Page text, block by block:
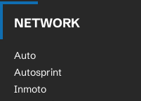
NETWORK
Auto
Autosprint
Inmoto